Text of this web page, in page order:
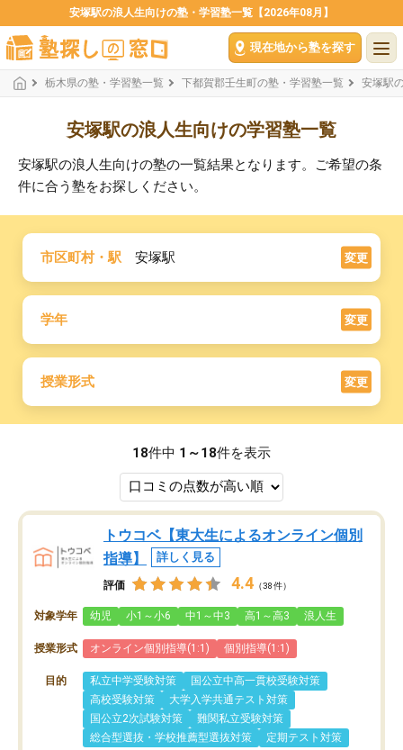
安塚駅の浪人生向けの塾・学習塾一覧【2026年08月】
現在地から塾を探す
栃木県の塾・学習塾一覧 下都賀郡壬生町の塾・学習塾一覧 安塚駅
安塚駅の浪人生向けの学習塾一覧
安塚駅の浪人生向けの塾の一覧結果となります。ご希望の条
件に合う塾をお探しください。
市区町村・駅 安塚駅 変更
学年 変更
授業形式 変更
18件中 1～18件を表示
トウコベ【東大生によるオンライン個別
指導】
詳しく見る
評価 4.4 （38件）
対象学年 幼児 小1～小6 中1～中3 高1～高3 浪人生
授業形式 オンライン個別指導(1:1) 個別指導(1:1)
目的 私立中学受験対策
国公立中高一貫校受験対策
高校受験対策
大学入学共通テスト対策
国公立2次試験対策
難関私立受験対策
総合型選抜・学校推薦型選抜対策
定期テスト対策